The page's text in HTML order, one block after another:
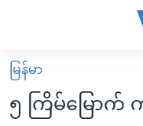
လွယ်ကူ
စေ
မူလစာမျက်နှာ
မြန်မာ
မြန်မာ
၅ ကြိမ်မြောက် ကူ